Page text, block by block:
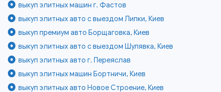
выкуп элитных машин г. Фастов
выкуп элитных авто с выездом Липки, Киев
выкуп премиум авто Борщаговка, Киев
выкуп элитных авто с выездом Шулявка, Киев
выкуп элитных авто г. Переяслав
выкуп элитных машин Бортничи, Киев
выкуп элитных авто Новое Строение, Киев